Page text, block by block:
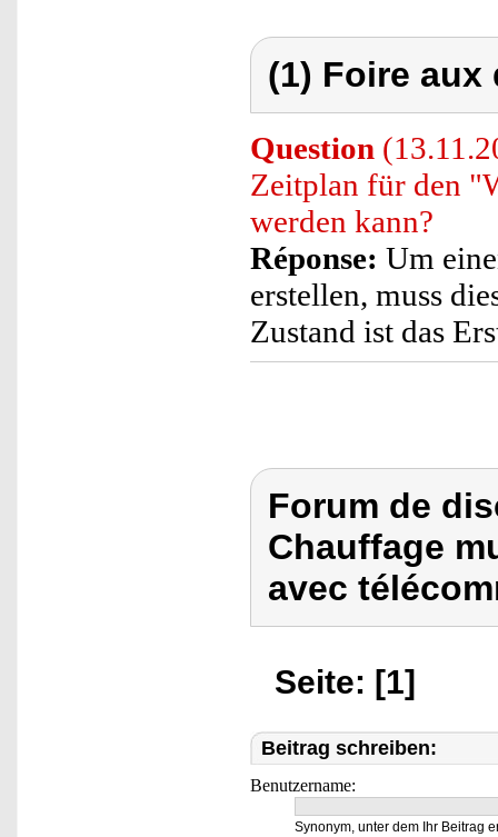
(1) Foire
Question
Zeitplan für den
werden kann?
Réponse: Um
erstellen, muss
Zustand ist das
Forum de
Chauffage
avec
Seite: [1]
Beitrag schreiben:
Benutzername:
Synonym, unter dem Ihr Beitrag